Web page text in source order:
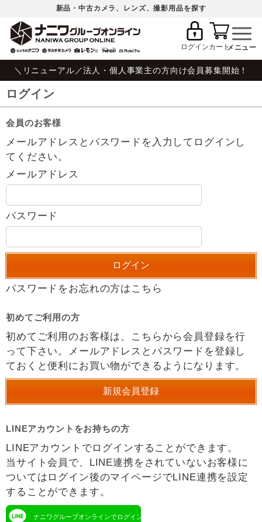
新品・中古カメラ、レンズ、撮影用品を探す
ログインカート
＼リニューアル／法人・個人事業主の方向け会員募集開始！
ログイン
会員のお客様
メールアドレスとパスワードを入力してログインし
てください。
メールアドレス
パスワード
パスワードをお忘れの方はこちら
初めてご利用の方
初めてご利用のお客様は、こちらから会員登録を行
って下さい。メールアドレスとパスワードを登録し
ておくと便利にお買い物ができるようになります。
LINEアカウントをお持ちの方
LINEアカウントでログインすることができます。
当サイト会員で、LINE連携をされていないお客様に
ついてはログイン後のマイページでLINE連携を設定
することができます。
ナニワグループオンラインでログイン